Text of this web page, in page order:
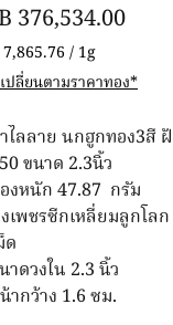
376,534.00價
/ 1g
7,865.76
ปลี่ยนตามราคาทอง*
ไลลาย นกฮูกทอง3สี
ขนาด 2.3นิ้ว
งหนัก 47.87 กรัม
เพชรซีกเหลี่ยมลูกโล
ด
าดวงใน 2.3 นิ้ว
ากว้าง 1.6 ซม.